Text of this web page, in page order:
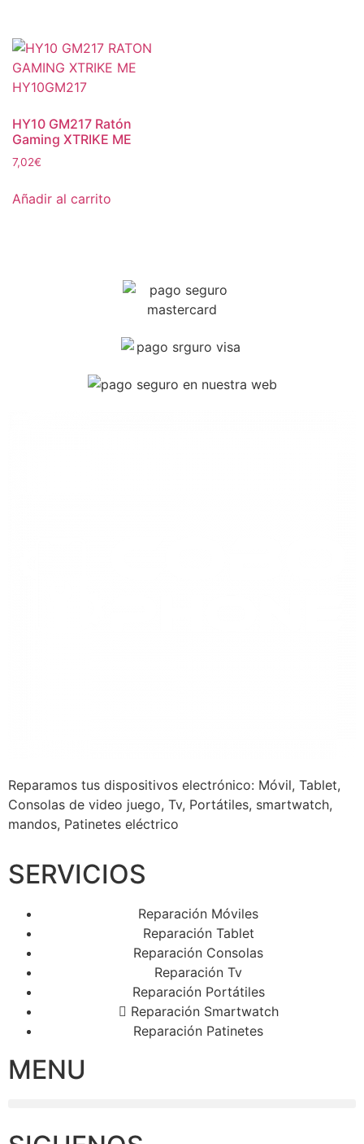
HY10 GM217 Ratón
Gaming XTRIKE ME
7,02€
Añadir al carrito
Reparamos tus dispositivos electrónico: Móvil, Tablet,
Consolas de video juego, Tv, Portátiles, smartwatch,
mandos, Patinetes eléctrico
SERVICIOS
Reparación Móviles
Reparación Tablet
Reparación Consolas
Reparación Tv
Reparación Portátiles
Reparación Smartwatch
Reparación Patinetes
MENU